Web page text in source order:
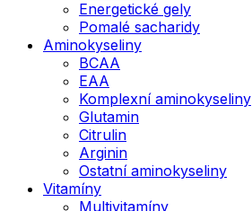
Energetické gely
Pomalé sacharidy
Aminokyseliny
BCAA
EAA
Komplexní aminokyseliny
Glutamin
Citrulin
Arginin
Ostatní aminokyseliny
Vitamíny
Multivitamíny